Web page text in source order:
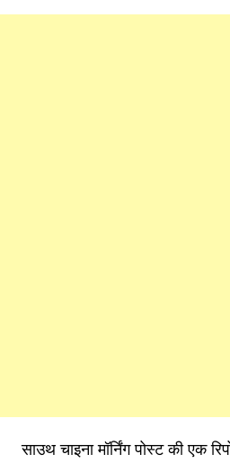
साउथ चाइना मॉर्निंग पोस्ट की एक